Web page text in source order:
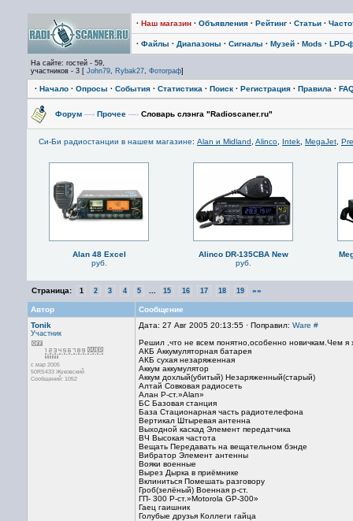
· Наш магазин · Объявления · Рейтинг · Статьи ·
· Файлы · Диапазоны · Сигналы · Музей · Mods · LPD-
На сайте: гостей - 59,
участников - 3 [ John79, Rybak27, Фотограф]
· Начало · Опросы · События · Статистика · Поиск · Регистрация · Правила ·
Форум —› Прочее —› Словарь слэнга "Radioscaner.ru"
Си-Би радиостанции в нашем магазине: Alan и Midland Alinco Intek MegaJet
Alan 48 Excel
руб.
Alinco DR-135CBA New
руб.
Страница: 1 2 3 4 5 15 16 17 18 19 »»
Автор
Сообщение
Tonik
Участник
с мар 2005
50RS433 Жуковский
Сообщений: 1052
Дата: 27 Авг 2005 20:13:55 · Поправил: Ware #
Решил ,что не всем понятно,особенно новичкам.Чем я
АКБ Аккумуляторная батарея
АКБ сухая незаряженная
Аккум аккумулятор
Аккум дохлый(убитый) Незаряженный(старый)
Алтай Совковая радиосеть
Алан Р-ст.»Alan»
БС Базовая станция
База Стационарная часть радиотелефона
Вертикал Штыревая антенна
Выходной каскад Элемент передатчика
ВЧ Высокая частота
Вещать Передавать на вещательном бэнде
Вибратор Элемент антенны
Вояки военные
Вырез Дырка в приёмнике
Вклиниться Помешать разговору
Гроб(зелёный) Военная р-ст.
ГП- 300 Р-ст.»Motorola GP-300»
Гаец гаишник
Голубые друзья Коллеги гайца